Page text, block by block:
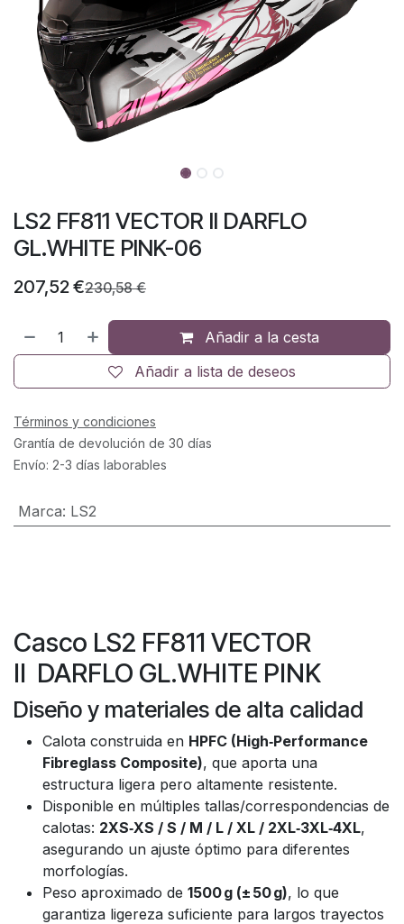
LS2 FF811 VECTOR II DARFLO
GL.WHITE PINK-06
207,52€230,58€
Añadir a la cesta
Añadir a lista de deseos
Términos y condiciones
Grantía de devolución de 30 días
Envío: 2-3 días laborables
Marca: LS2
Casco LS2 FF811 VECTOR
II DARFLO GL.WHITE PINK
Diseño y materiales de alta calidad
Calota construida en HPFC (High‑Performance
Fibreglass Composite), que aporta una
estructura ligera pero altamente resistente.
Disponible en múltiples tallas/correspondencias de
calotas: 2XS‑XS / S / M / L / XL / 2XL‑3XL‑4XL,
asegurando un ajuste óptimo para diferentes
morfologías.
Peso aproximado de 1500 g (± 50 g), lo que
garantiza ligereza suficiente para largos trayectos